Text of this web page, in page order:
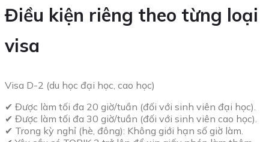
Điều kiện riêng theo từng loại
visa
Visa D-2 (du học đại học, cao học)
✔ Được làm tối đa 20 giờ/tuần (đối với sinh viên đại học).
✔ Được làm tối đa 30 giờ/tuần (đối với sinh viên cao học).
✔ Trong kỳ nghỉ (hè, đông): Không giới hạn số giờ làm.